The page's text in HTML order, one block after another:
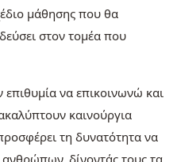
μάθησης που θα
στον τομέα που
επιθυμία να επικοινωνώ και
καινούργια
τη δυνατότητα να
δίνοντάς τους τα